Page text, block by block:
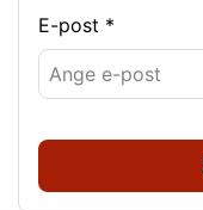
E-post *